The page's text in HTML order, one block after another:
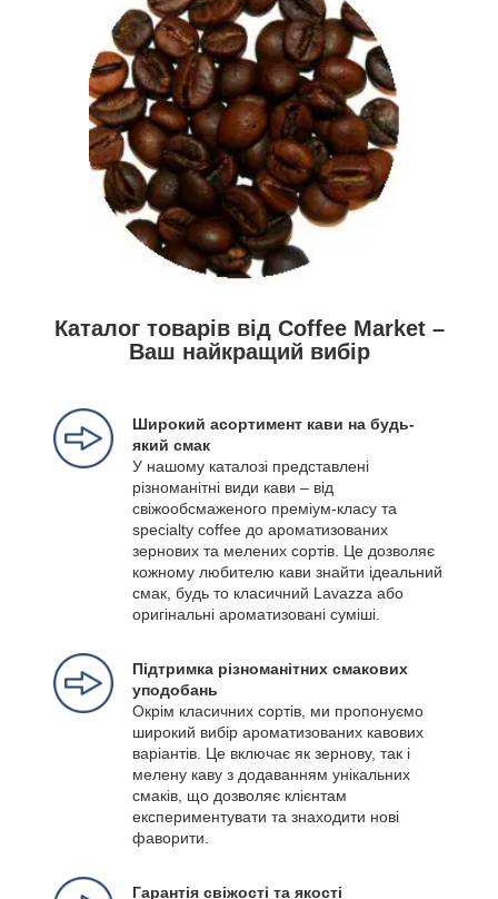
Каталог товарів від Coffee Market –
Ваш найкращий вибір
Широкий асортимент кави на будь-
який смак
У нашому каталозі представлені
різноманітні види кави – від
свіжообсмаженого преміум-класу та
specialty coffee до ароматизованих
зернових та мелених сортів. Це дозволяє
кожному любителю кави знайти ідеальний
смак, будь то класичний Lavazza або
оригінальні ароматизовані суміші.
Підтримка різноманітних смакових
уподобань
Окрім класичних сортів, ми пропонуємо
широкий вибір ароматизованих кавових
варіантів. Це включає як зернову, так і
мелену каву з додаванням унікальних
смаків, що дозволяє клієнтам
експериментувати та знаходити нові
фаворити.
Гарантія свіжості та якості